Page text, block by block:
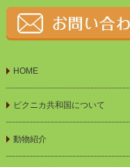
HOME
ピクニカ共和国について
動物紹介